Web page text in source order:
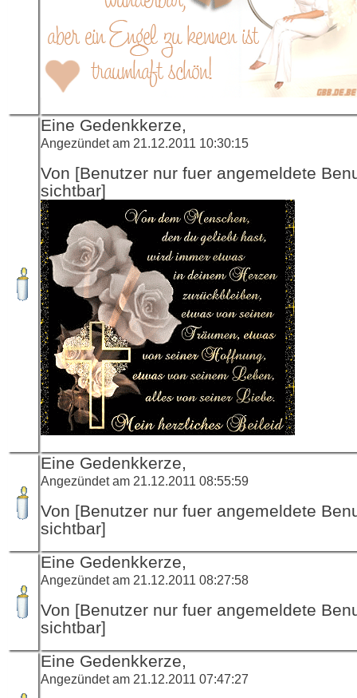
Eine Gedenkkerze,
Angezündet am 21.12.2011 10:30:15
Von [Benutzer nur fuer angemeldete
sichtbar]
Eine Gedenkkerze,
Angezündet am 21.12.2011 08:55:59
Von [Benutzer nur fuer angemeldete
sichtbar]
Eine Gedenkkerze,
Angezündet am 21.12.2011 08:27:58
Von [Benutzer nur fuer angemeldete
sichtbar]
Eine Gedenkkerze,
Angezündet am 21.12.2011 07:47:27